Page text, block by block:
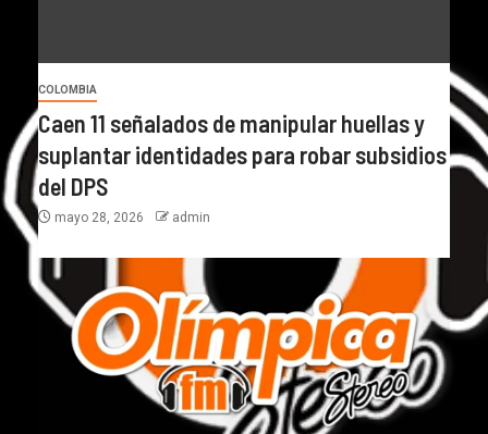
COLOMBIA
Caen 11 señalados de manipular huellas y
suplantar identidades para robar subsidios
del DPS
mayo 28, 2026 admin